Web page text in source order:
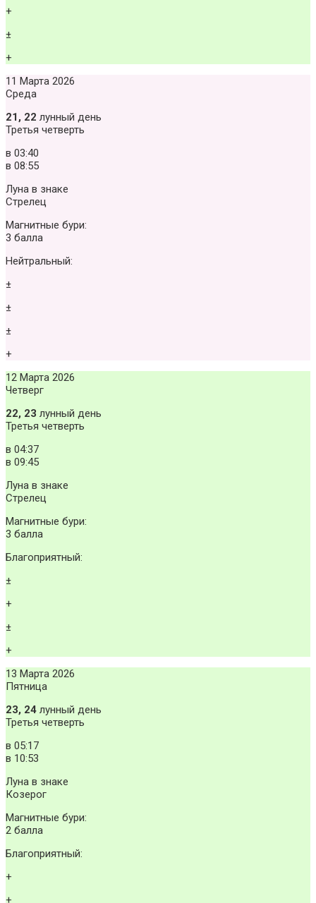
+
±
+
11 Марта 2026
Среда
21, 22 лунный день
Третья четверть
в 03:40
в 08:55
Луна в знаке
Стрелец
Магнитные бури:
3 балла
Нейтральный:
±
±
±
+
12 Марта 2026
Четверг
22, 23 лунный день
Третья четверть
в 04:37
в 09:45
Луна в знаке
Стрелец
Магнитные бури:
3 балла
Благоприятный:
±
+
±
+
13 Марта 2026
Пятница
23, 24 лунный день
Третья четверть
в 05:17
в 10:53
Луна в знаке
Козерог
Магнитные бури:
2 балла
Благоприятный:
+
+